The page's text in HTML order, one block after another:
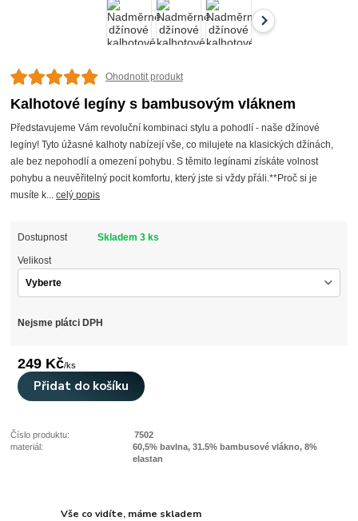
Ohodnotit produkt
Kalhotové legíny s bambusovým vláknem
Představujeme Vám revoluční kombinaci stylu a pohodlí - naše džínové
legíny! Tyto úžasné kalhoty nabízejí vše, co milujete na klasických džínách,
ale bez nepohodlí a omezení pohybu. S těmito legínami získáte volnost
pohybu a neuvěřitelný pocit komfortu, který jste si vždy přáli.**Proč si je
musíte k...celý popis
Dostupnost Skladem 3 ks
Velikost
Nejsme plátci DPH
249 Kč/ks
Přidat do košíku
Číslo produktu:
7502
materiál:
60,5% bavlna, 31.5% bambusové vlákno, 8%
elastan
Vše co vidíte, máme skladem